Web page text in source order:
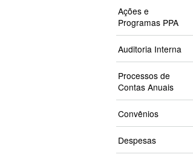
Ações e
Programas PPA
Auditoria Interna
Processos de
Contas Anuais
Convênios
Despesas